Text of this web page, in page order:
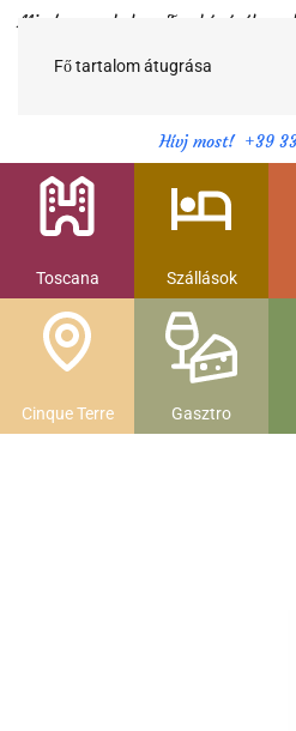
Fő tartalom átugrása
Minden egy helyen Toszkánáról egy
és gasztronomia....
Hívj most! +39
Toscana Szállások
Cinque Terre Gasztro